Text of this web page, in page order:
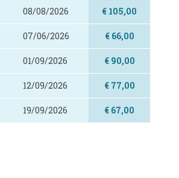
08/08/2026 € 105,00
07/06/2026 € 66,00
01/09/2026 € 90,00
12/09/2026 € 77,00
19/09/2026 € 67,00